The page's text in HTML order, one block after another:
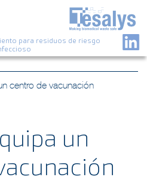
para residuos de riesgo
centro de vacunación
un